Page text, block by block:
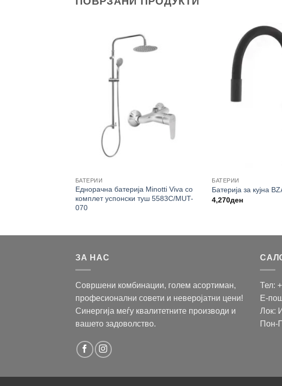
БАТЕРИИ
Еднорачна батерија Minotti Viva со
комплет успонски туш 5583C/MUT-
070
БАТЕРИИ
Батерија за кујна
4,270ден
ЗА НАС
Совршени комбинации, голем асортиман,
професионални совети и неверојатни цени!
Синергија меѓу квалитетните производи и
вашето задоволство.
Тел:
Е-
Лок:
Пон-